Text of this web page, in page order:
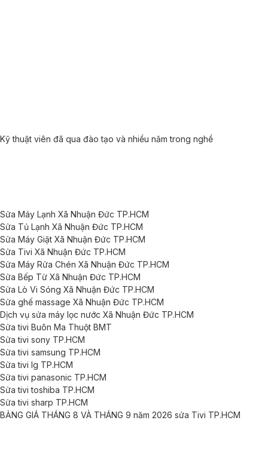
Kỹ thuật viên đã qua đào tạo và nhiều năm trong nghề
Sửa Máy Lạnh Xã Nhuận Đức TP.HCM
Sửa Tủ Lạnh Xã Nhuận Đức TP.HCM
Sửa Máy Giặt Xã Nhuận Đức TP.HCM
Sửa Tivi Xã Nhuận Đức TP.HCM
Sửa Máy Rửa Chén Xã Nhuận Đức TP.HCM
Sửa Bếp Từ Xã Nhuận Đức TP.HCM
Sửa Lò Vi Sóng Xã Nhuận Đức TP.HCM
Sửa ghế massage Xã Nhuận Đức TP.HCM
Dịch vụ sửa máy lọc nước Xã Nhuận Đức TP.HCM
Sửa tivi Buôn Ma Thuột BMT
Sửa tivi sony TP.HCM
Sửa tivi samsung TP.HCM
Sửa tivi lg TP.HCM
Sửa tivi panasonic TP.HCM
Sửa tivi toshiba TP.HCM
Sửa tivi sharp TP.HCM
BẢNG GIÁ THÁNG 8 VÀ THÁNG 9 năm 2026 sửa Tivi TP.HCM